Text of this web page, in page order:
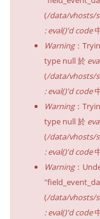
(/data/vhosts/
: eval()'d code
Warning：
type null 於
(/data/vhosts/
: eval()'d code
Warning：
type null 於
(/data/vhosts/
: eval()'d code
Warning：
(/data/vhosts/
: eval()'d code